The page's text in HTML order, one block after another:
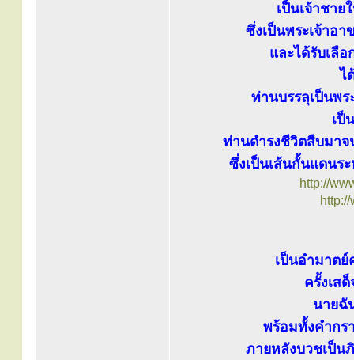
เป็นเจ้าชาย
ซึ่งเป็นพระเจ้าอ
และได้รับเลื
ไ
ท่านบรรลุเป็นพ
เป็
ท่านดำรงชีวิตสืบมา
ซึ่งเป็นเส้นกั้นแดนร
http://
เป็นอำมาตย์
ครั้งเส
นายฉั
พร้อมทั้งคำกร
ภายหลังบวชเป็น